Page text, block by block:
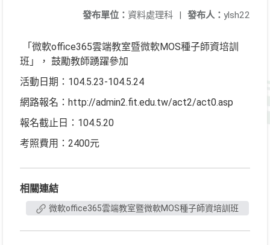
發布人： ylsh22
發布單位： 資料處理科 |
「微軟office365雲端教室暨微軟MOS種子師資培訓
班」， 鼓勵教師踴躍參加
活動日期：104.5.23-104.5.24
網路報名：http://admin2.fit.edu.tw/act2/act0.asp
報名截止日：104.5.20
考照費用：2400元
相關連結
微軟office365雲端教室暨微軟MOS種子師資培訓班